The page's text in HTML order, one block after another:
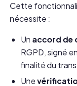
Cette
nécessite :
Un accord de
RGPD, signé
finalité du
Une